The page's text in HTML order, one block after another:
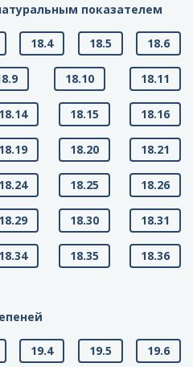
показателем
18.4 18.5 18.6
18.10 18.11
18.14 18.15 18.16
18.19 18.20 18.21
18.24 18.25 18.26
18.29 18.30 18.31
18.34 18.35 18.36
19.4 19.5 19.6